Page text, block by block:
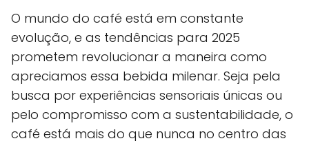
O mundo do café está em constante
evolução, e as tendências para 2025
prometem revolucionar a maneira como
apreciamos essa bebida milenar. Seja pela
busca por experiências sensoriais únicas ou
pelo compromisso com a sustentabilidade, o
café está mais do que nunca no centro das